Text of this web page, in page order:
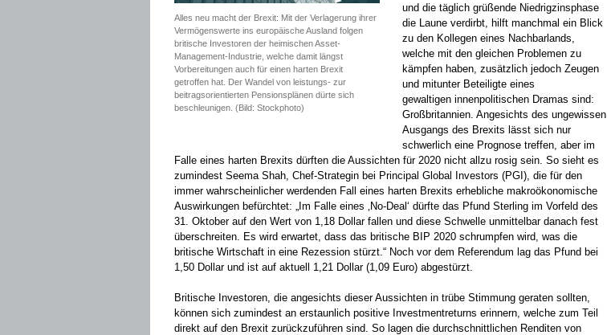
Alles neu macht der Brexit: Mit der Verlagerung ihrer
Vermögenswerte ins europäische Ausland folgen
britische Investoren der heimischen Asset-
Management-Industrie, welche damit längst
Vorbereitungen auch für einen harten Brexit
getroffen hat. Der Wandel von leistungs- zur
beitragsorientierten Pensionsplänen dürte sich
beschleunigen. (Bild: Stockphoto)
und die täglich grüßende Niedrigzinsphase
die Laune verdirbt, hilft manchmal ein Blick
zu den Kollegen eines Nachbarlands,
welche mit den gleichen Problemen zu
kämpfen haben, zusätzlich jedoch Zeugen
und mitunter Beteiligte eines
gewaltigen innenpolitischen Dramas sind:
Großbritannien. Angesichts des ungewissen
Ausgangs des Brexits lässt sich nur
schwerlich eine Prognose treffen, aber im
Falle eines harten Brexits dürften die Aussichten für 2020 nicht allzu rosig sein. So sieht es
zumindest Seema Shah, Chef-Strategin bei Principal Global Investors (PGI), die für den
immer wahrscheinlicher werdenden Fall eines harten Brexits erhebliche makroökonomische
Auswirkungen befürchtet: „Im Falle eines ‚No-Deal‘ dürfte das Pfund Sterling im Vorfeld des
31. Oktober auf den Wert von 1,18 Dollar fallen und diese Schwelle unmittelbar danach fest
überschreiten. Es wird erwartet, dass das britische BIP 2020 schrumpfen wird, was die
britische Wirtschaft in eine Rezession stürzt.“ Noch vor dem Referendum lag das Pfund bei
1,50 Dollar und ist auf aktuell 1,21 Dollar (1,09 Euro) abgestürzt.
Britische Investoren, die angesichts dieser Aussichten in trübe Stimmung geraten sollten,
können sich zumindest an erstaunlich positive Investmentreturns erinnern, welche zum Teil
direkt auf den Brexit zurückzuführen sind. So lagen die durchschnittlichen Renditen von